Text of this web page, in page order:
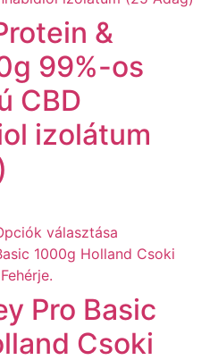
&
99%-os
CBD
izolátum
választása
Pro Basic
Csoki